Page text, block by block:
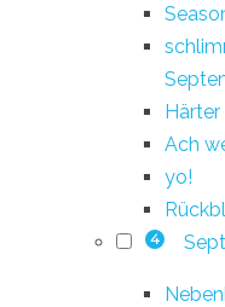
Härter
Ach
yo!
4